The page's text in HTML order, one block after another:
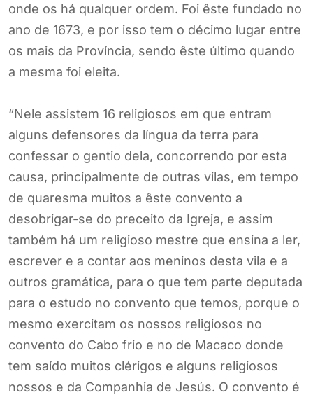
onde os há qualquer ordem. Foi êste fundado no
ano de 1673, e por isso tem o décimo lugar entre
os mais da Província, sendo êste último quando
a mesma foi eleita.
“Nele assistem 16 religiosos em que entram
alguns defensores da língua da terra para
confessar o gentio dela, concorrendo por esta
causa, principalmente de outras vilas, em tempo
de quaresma muitos a êste convento a
desobrigar-se do preceito da Igreja, e assim
também há um religioso mestre que ensina a ler,
escrever e a contar aos meninos desta vila e a
outros gramática, para o que tem parte deputada
para o estudo no convento que temos, porque o
mesmo exercitam os nossos religiosos no
convento do Cabo frio e no de Macaco donde
tem saído muitos clérigos e alguns religiosos
nossos e da Companhia de Jesús. O convento é